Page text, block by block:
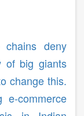
chains deny
of big giants
change this.
commerce